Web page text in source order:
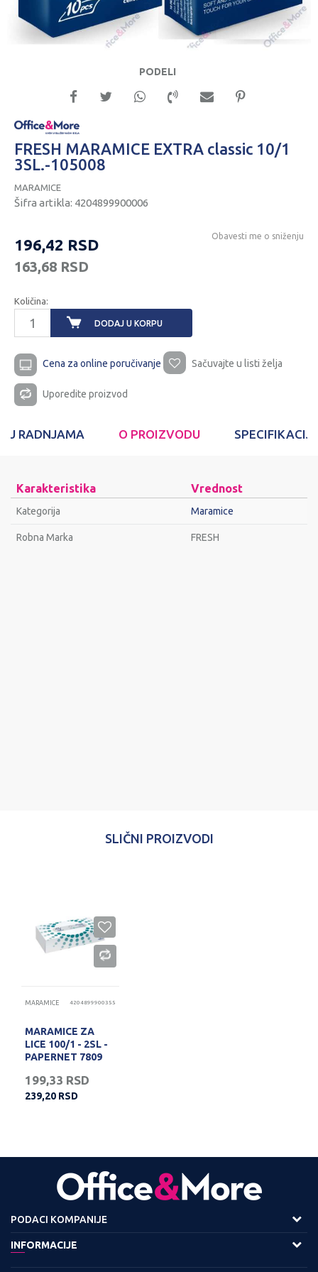
PODELI
FRESH MARAMICE EXTRA classic 10/1
3SL.-105008
MARAMICE
Šifra artikla: 4204899900006
196,42 RSD
163,68 RSD
Obavesti me o sniženju
Količina:
DODAJ U KORPU
Cena za online poručivanje Sačuvajte u listi želja
Uporedite proizvod
U RADNJAMA O PROIZVODU
Karakteristika Vrednost
Kategorija Maramice
Robna Marka FRESH
SLIČNI PROIZVODI
MARAMICE 4204899900355
MARAMICE ZA
LICE 100/1 - 2SL -
PAPERNET 7809
199,33 RSD
239,20 RSD
PODACI KOMPANIJE
Adresa :
INFORMACIJE